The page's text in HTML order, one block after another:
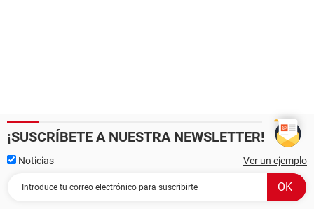
¡SUSCRÍBETE A NUESTRA NEWSLETTER!
Noticias Ver un ejemplo